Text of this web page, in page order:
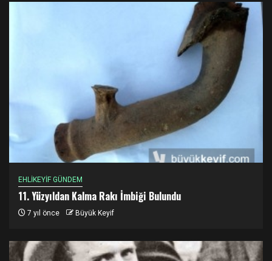
EHLİKEYİF GÜNDEM
11. Yüzyıldan Kalma Rakı İmbiği Bulundu
7 yıl önce Büyük Keyif